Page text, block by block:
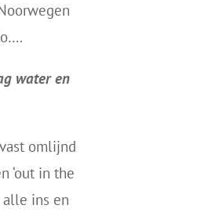
water en
omlijnd
‘out in the
alle ins en